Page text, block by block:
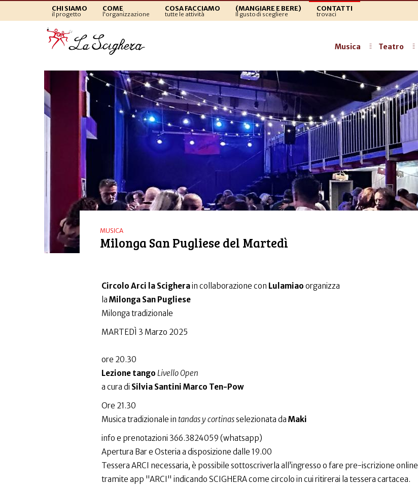
CHI SIAMO
il progetto
COME
l'organizzazione
COSA FACCIAMO
tutte le attività
(MANGIARE E BERE)
Il gusto di scegliere
CONTATTI
trovaci
Musica Teatro
MUSICA
Milonga San Pugliese del Martedì
Circolo Arci la Scigherain collaborazione con Lulamiao organizza
la Milonga San Pugliese
Milonga tradizionale
MARTEDÌ 3 Marzo 2025
ore 20.30
Lezione tango Livello Open
a cura di Silvia Santini Marco Ten-Pow
Ore 21.30
Musica tradizionale in tandas y cortinasselezionata da Maki
info e prenotazioni 366.3824059 (whatsapp)
Apertura Bar e Osteria a disposizione dalle 19.00
Tessera ARCI necessaria, è possibile sottoscriverla all’ingresso o fare pre-iscrizione online
tramite app "ARCI" indicando SCIGHERA come circolo in cui ritirerai la tessera cartacea.